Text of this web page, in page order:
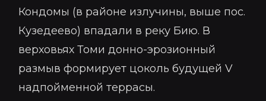
Кондомы (в районе излучины, выше пос.
Кузедеево) впадали в реку Бию. В
верховьях Томи донно-эрозионный
размыв формирует цоколь будущей V
надпойменной террасы.